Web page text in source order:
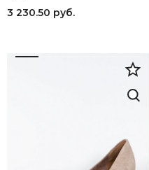
3 230.50 руб.